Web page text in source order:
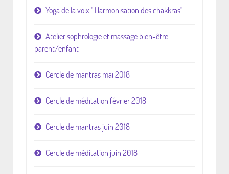
Yoga de la voix " Harmonisation des chakkras"
Atelier sophrologie et massage bien-être
parent/enfant
Cercle de mantras mai 2018
Cercle de méditation février 2018
Cercle de mantras juin 2018
Cercle de méditation juin 2018